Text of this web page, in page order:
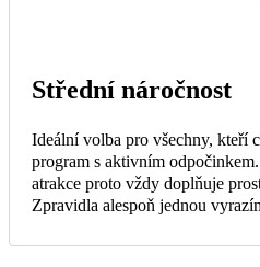
Střední náročnost
Ideální volba pro všechny, kteří
program s aktivním
atrakce proto vždy doplňuje
Zpravidla alespoň jednou